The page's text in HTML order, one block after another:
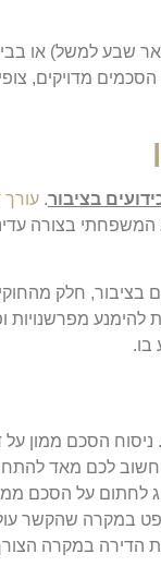
שבע למשל) או
מדויקים,
בציבור. עורך
המשפחתי בצורה
בציבור, חלק
להימנע מפרשנויות
בו.
הסכם ממון על
חשוב לכם מאד
לחתום על הסכם
במקרה שהקשר
הדירה במקרה